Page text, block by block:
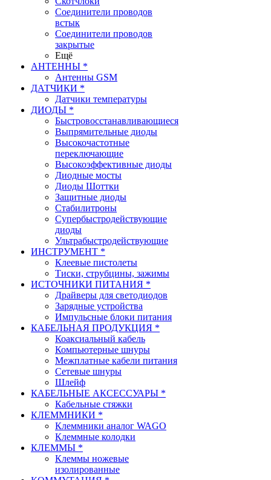
Соединители проводов
встык
Соединители проводов
закрытые
Ещё
АНТЕННЫ *
Антенны GSM
ДАТЧИКИ *
Датчики температуры
ДИОДЫ *
Быстровосстанавливающиеся
Выпрямительные диоды
Высокочастотные
переключающие
Высокоэффективные диоды
Диодные мосты
Диоды Шоттки
Защитные диоды
Стабилитроны
Супербыстродействующие
диоды
Ультрабыстродействующие
ИНСТРУМЕНТ *
Клеевые пистолеты
Тиски, струбцины, зажимы
ИСТОЧНИКИ ПИТАНИЯ *
Драйверы для светодиодов
Зарядные устройства
Импульсные блоки питания
КАБЕЛЬНАЯ ПРОДУКЦИЯ *
Коаксиальный кабель
Компьютерные шнуры
Межплатные кабели питания
Сетевые шнуры
Шлейф
КАБЕЛЬНЫЕ АКСЕССУАРЫ *
Кабельные стяжки
КЛЕММНИКИ *
Клеммники аналог WAGO
Клеммные колодки
КЛЕММЫ *
Клеммы ножевые
изолированные